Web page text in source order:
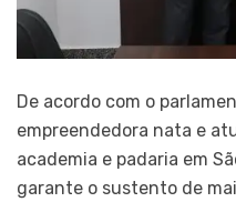
De acordo com o
empreendedora nata e
academia e padaria em
garante o sustento de